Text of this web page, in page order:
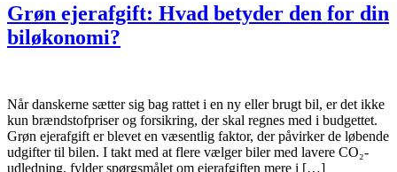
Grøn ejerafgift: Hvad betyder den for din
biløkonomi?
Når danskerne sætter sig bag rattet i en ny eller brugt bil, er det ikke
kun brændstofpriser og forsikring, der skal regnes med i budgettet.
Grøn ejerafgift er blevet en væsentlig faktor, der påvirker de løbende
udgifter til bilen. I takt med at flere vælger biler med lavere CO₂-
udledning, fylder spørgsmålet om ejerafgiften mere i […]